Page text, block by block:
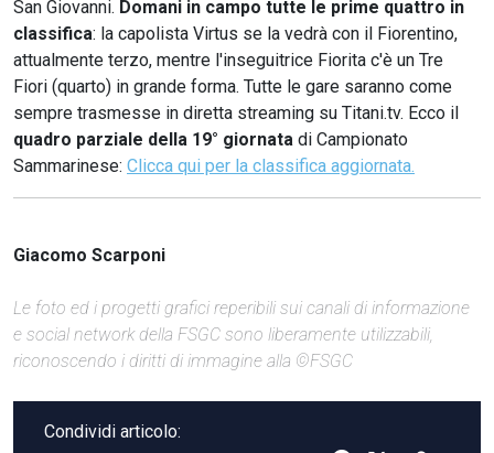
San Giovanni. Domani in campo tutte le prime quattro in
classifica: la capolista Virtus se la vedrà con il Fiorentino,
attualmente terzo, mentre l'inseguitrice Fiorita c'è un Tre
Fiori (quarto) in grande forma. Tutte le gare saranno come
sempre trasmesse in diretta streaming su Titani.tv. Ecco il
quadro parziale della 19° giornata di Campionato
Sammarinese: Clicca qui per la classifica aggiornata.
Giacomo Scarponi
Le foto ed i progetti grafici reperibili sui canali di informazione
e social network della FSGC sono liberamente utilizzabili,
riconoscendo i diritti di immagine alla ©FSGC
Condividi articolo: